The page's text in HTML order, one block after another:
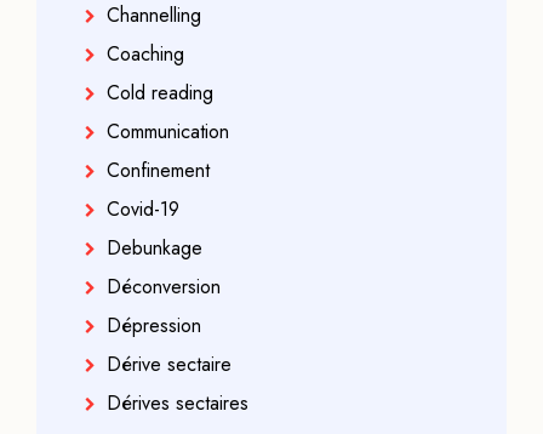
Channelling
Coaching
Cold reading
Communication
Confinement
Covid-19
Debunkage
Déconversion
Dépression
Dérive sectaire
Dérives sectaires